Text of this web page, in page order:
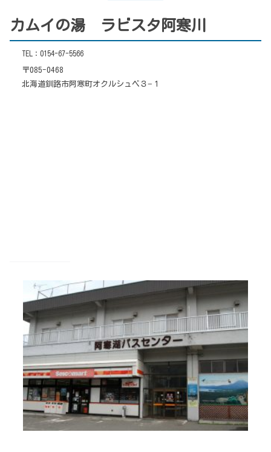
カムイの湯 ラビスタ阿寒川
TEL：0154-67-5566
〒085-0468
北海道釧路市阿寒町オクルシュベ３−１